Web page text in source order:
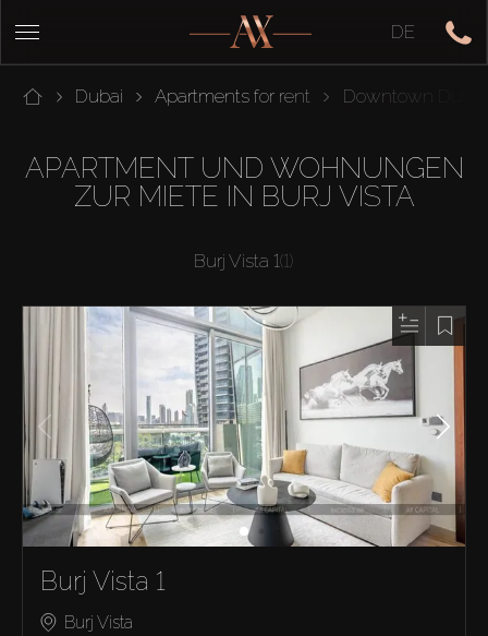
DE
Dubai Apartments for rent Downtown Dubai
APARTMENT UND WOHNUNGEN
ZUR MIETE IN BURJ VISTA
Burj Vista 1(1)
Burj Vista 1
Burj Vista